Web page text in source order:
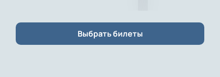
Выбрать билеты